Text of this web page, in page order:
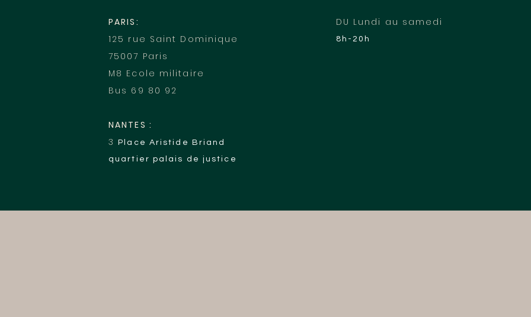
PARIS:
125 rue Saint Dominique
75007 Paris
M8 Ecole militaire
Bus 69 80 92
NANTES :
3Place Aristide Briand
quartier palais de justice
DU Lundi au samedi
8h-20h